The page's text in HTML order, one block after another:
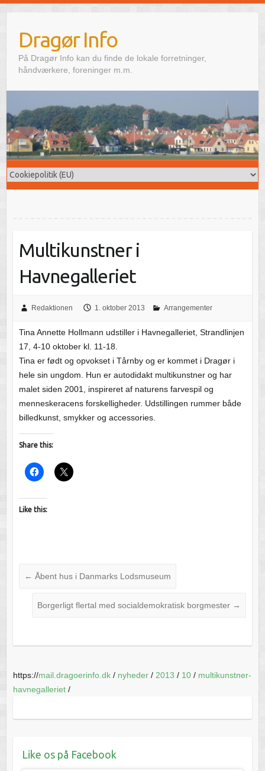
Dragør Info
På Dragør Info kan du finde de lokale forretninger,
håndværkere, foreninger m.m.
Multikunstner i
Havnegalleriet
Redaktionen 1. oktober 2013 Arrangementer
Tina Annette Hollmann udstiller i Havnegalleriet, Strandlinjen
17, 4-10 oktober kl. 11-18.
Tina er født og opvokset i Tårnby og er kommet i Dragør i
hele sin ungdom. Hun er autodidakt multikunstner og har
malet siden 2001, inspireret af naturens farvespil og
menneskeracens forskelligheder. Udstillingen rummer både
billedkunst, smykker og accessories.
Share this:
Like this:
← Åbent hus i Danmarks Lodsmuseum
Borgerligt flertal med socialdemokratisk borgmester →
https://mail.dragoerinfo.dk/ nyheder/ 2013 / 10/ multikunstner-
havnegalleriet/
Like os på Facebook